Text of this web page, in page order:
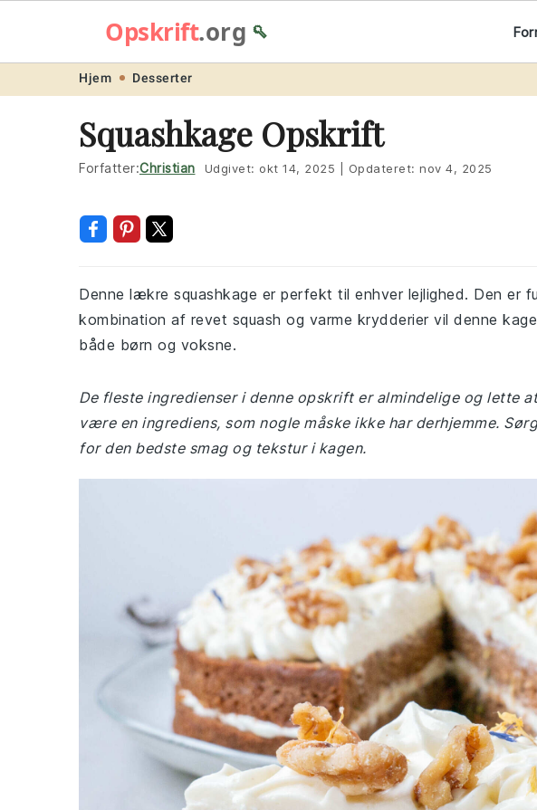
navigation
content
Opskrift.org🥄
Hjem Desserter
Squashkage Opskrift
Forfatter:Christian Udgivet: okt 14, 2025 Opdateret: nov 4, 2025
Denne lækre squashkage er perfekt til enhver lejlighed. Den er
kombination af revet squash og varme krydderier vil denne
både børn og voksne.
De fleste ingredienser i denne opskrift er almindelige og lette
være en ingrediens, som nogle måske ikke har derhjemme.
for den bedste smag og tekstur i kagen.